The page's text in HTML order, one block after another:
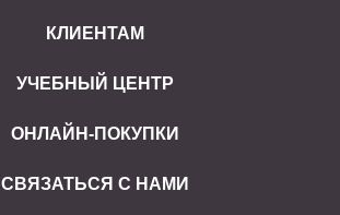
КЛИЕНТАМ
УЧЕБНЫЙ ЦЕНТР
ОНЛАЙН-ПОКУПКИ
СВЯЗАТЬСЯ С НАМИ